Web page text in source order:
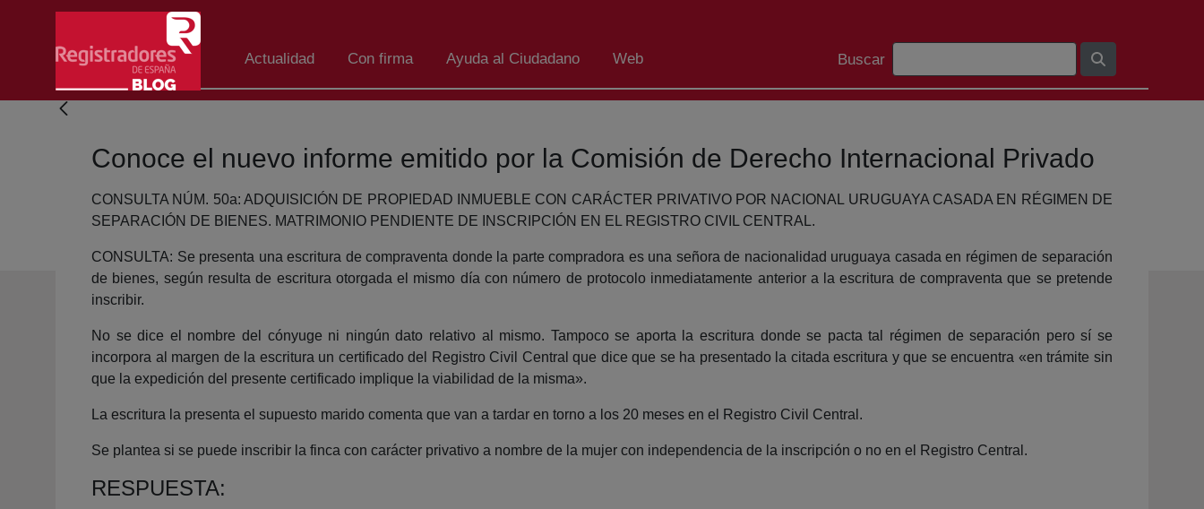
Salta al contingut principal
Actualidad Con firma Ayuda al Ciudadano Web
Barra de cerca
Buscar
Conoce el nuevo informe emitido por la Comisión de Derecho Internacional Privado
CONSULTA NÚM. 50a: ADQUISICIÓN DE PROPIEDAD INMUEBLE CON CARÁCTER PRIVATIVO POR NACIONAL URUGUAYA CASADA EN RÉGIMEN DE
SEPARACIÓN DE BIENES. MATRIMONIO PENDIENTE DE INSCRIPCIÓN EN EL REGISTRO CIVIL CENTRAL.
CONSULTA: Se presenta una escritura de compraventa donde la parte compradora es una señora de nacionalidad uruguaya casada en régimen de separación
de bienes, según resulta de escritura otorgada el mismo día con número de protocolo inmediatamente anterior a la escritura de compraventa que se pretende
inscribir.
No se dice el nombre del cónyuge ni ningún dato relativo al mismo. Tampoco se aporta la escritura donde se pacta tal régimen de separación pero sí se
incorpora al margen de la escritura un certificado del Registro Civil Central que dice que se ha presentado la citada escritura y que se encuentra «en trámite sin
que la expedición del presente certificado implique la viabilidad de la misma».
La escritura la presenta el supuesto marido comenta que van a tardar en torno a los 20 meses en el Registro Civil Central.
Se plantea si se puede inscribir la finca con carácter privativo a nombre de la mujer con independencia de la inscripción o no en el Registro Central.
RESPUESTA: